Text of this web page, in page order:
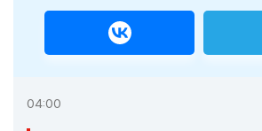
04:00